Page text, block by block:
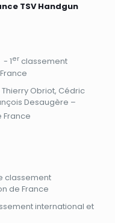
TSV Handgun
1er classement
Obriot, Cédric
Desaugère –
classement
de France
international et